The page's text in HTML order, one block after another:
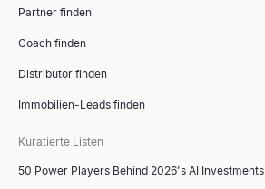
Partner finden
Coach finden
Distributor finden
Immobilien-Leads finden
Kuratierte Listen
50 Power Players Behind 2026's AI Investments